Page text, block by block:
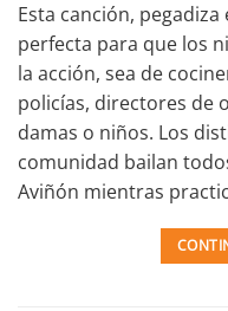
Esta canción,
perfecta para que los
la acción, sea de
policías, directores de
damas o niños. Los
comunidad bailan
Aviñón mientras